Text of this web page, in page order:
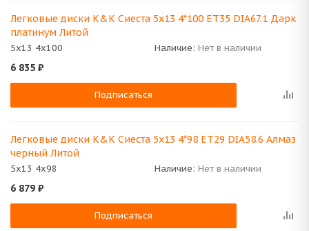
Легковые диски K&K Сиеста 5x13 4*100 ET35 DIA67.1 Дарк
платинум Литой
5x13 4x100 Наличие: Нет в наличии
6 835 ₽
Подписаться
Легковые диски K&K Сиеста 5x13 4*98 ET29 DIA58.6 Алмаз
черный Литой
5x13 4x98 Наличие: Нет в наличии
6 879 ₽
Подписаться